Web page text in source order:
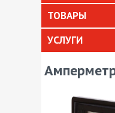
ТОВАРЫ
УСЛУГИ